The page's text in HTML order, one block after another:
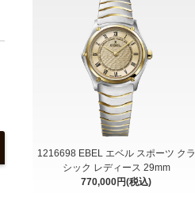
1216698 EBEL エベル スポーツ クラ
シック レディース 29mm
770,000円(税込)